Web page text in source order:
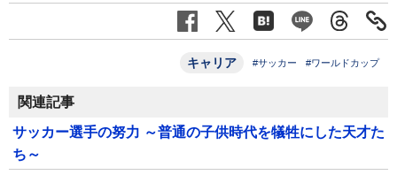
キャリア #サッカー #ワールドカップ
関連記事
サッカー選手の努力 ～普通の子供時代を犠牲にした天才た
ち～